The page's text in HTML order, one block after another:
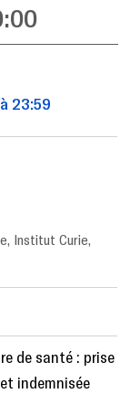
23:59
Institut Curie,
de santé : prise
indemnisée